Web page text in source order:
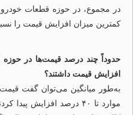
در مجموع، در حوزه قطعات خودرو
کمترین میزان افزایش قیمت را
حدوداً چند درصد قیمت‌ها در حوزه
افزایش قیمت داشتند؟
موارد تا ۴۰ درصد افزایش